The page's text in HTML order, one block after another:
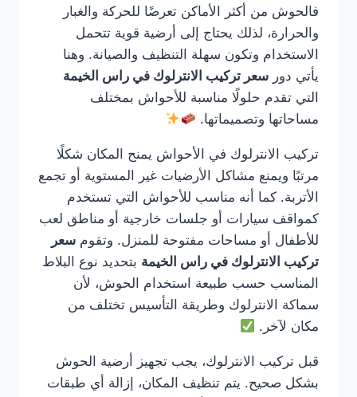
فالحوش من أكثر الأماكن تعرضًا للحركة والغبار
والحرارة، لذلك يحتاج إلى أرضية قوية تتحمل
الاستخدام وتكون سهلة التنظيف والصيانة. وهنا
يأتي دور سعر تركيب الانترلوك في راس الخيمة
التي تقدم حلولًا مناسبة للأحواش بمختلف
مساحاتها وتصميماتها.
تركيب الانترلوك في الأحواش يمنح المكان شكلًا
مرتبًا ويمنع مشاكل الأرضيات غير المستوية أو تجمع
الأتربة. كما أنه مناسب للأحواش التي تستخدم
كمواقف سيارات أو جلسات خارجية أو مناطق لعب
للأطفال أو مساحات مفتوحة للمنزل. وتقوم سعر
تركيب الانترلوك في راس الخيمة بتحديد نوع البلاط
المناسب حسب طبيعة استخدام الحوش، لأن
سماكة الانترلوك وطريقة التأسيس تختلف من
مكان لآخر.
قبل تركيب الانترلوك، يجب تجهيز أرضية الحوش
بشكل صحيح. يتم تنظيف المكان، إزالة أي طبقات